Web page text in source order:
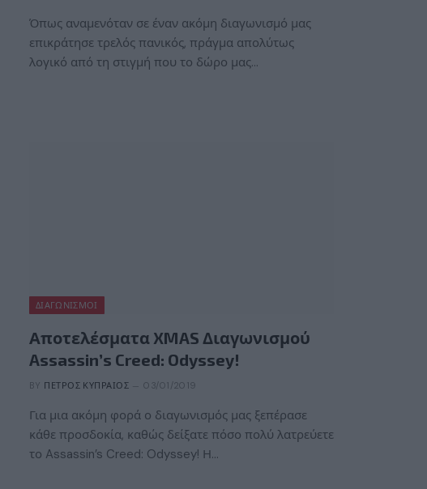
Όπως αναμενόταν σε έναν ακόμη διαγωνισμό μας
επικράτησε τρελός πανικός, πράγμα απολύτως
λογικό από τη στιγμή που το δώρο μας…
ΔΙΑΓΩΝΙΣΜΟΊ
Αποτελέσματα XMAS Διαγωνισμού
Assassin’s Creed: Odyssey!
BY ΠΈΤΡΟΣ ΚΥΠΡΑΊΟΣ 03/01/2019
Για μια ακόμη φορά ο διαγωνισμός μας ξεπέρασε
κάθε προσδοκία, καθώς δείξατε πόσο πολύ λατρεύετε
το Assassin’s Creed: Odyssey! Η…